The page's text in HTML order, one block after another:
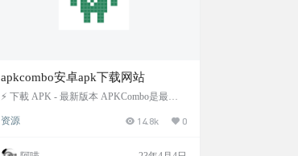
apkcombo安卓apk下载网站
⚡️ 下載 APK - 最新版本 APKCombo是最大的
序。 APKCombo.com 由Harry Phi和Johnny N
技术！ 每个月，超过3万人信任我们帮助他
资源 14.8k 0